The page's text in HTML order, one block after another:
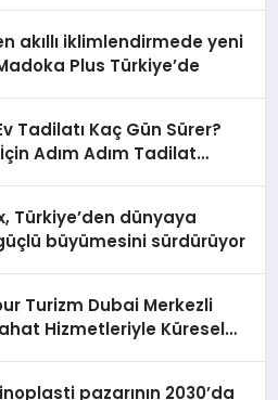
akıllı iklimlendirmede yeni
Plus Türkiye’de
Tadilatı Kaç Gün Sürer?
Adım Adım Tadilat
Türkiye’den dünyaya
büyümesini sürdürüyor
Turizm Dubai Merkezli
Hizmetleriyle Küresel
pazarının 2030’da